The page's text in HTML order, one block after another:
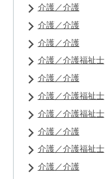
介護／介護
介護／介護
介護／介護
介護／介護福祉士
介護／介護
介護／介護福祉士
介護／介護福祉士
介護／介護
介護／介護福祉士
介護／介護